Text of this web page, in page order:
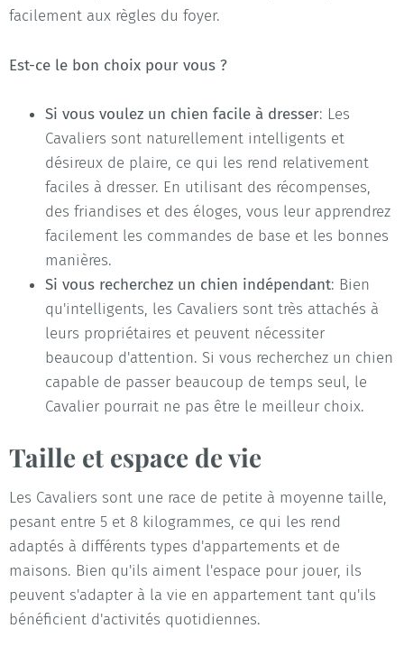
facilement aux règles du foyer.
Est-ce le bon choix pour vous ?
Si vous voulez un chien facile à dresser: Les
Cavaliers sont naturellement intelligents et
désireux de plaire, ce qui les rend relativement
faciles à dresser. En utilisant des récompenses,
des friandises et des éloges, vous leur apprendrez
facilement les commandes de base et les bonnes
manières.
Si vous recherchez un chien indépendant: Bien
qu'intelligents, les Cavaliers sont très attachés à
leurs propriétaires et peuvent nécessiter
beaucoup d'attention. Si vous recherchez un chien
capable de passer beaucoup de temps seul, le
Cavalier pourrait ne pas être le meilleur choix.
Taille et espace de vie
Les Cavaliers sont une race de petite à moyenne taille,
pesant entre 5 et 8 kilogrammes, ce qui les rend
adaptés à différents types d'appartements et de
maisons. Bien qu'ils aiment l'espace pour jouer, ils
peuvent s'adapter à la vie en appartement tant qu'ils
bénéficient d'activités quotidiennes.